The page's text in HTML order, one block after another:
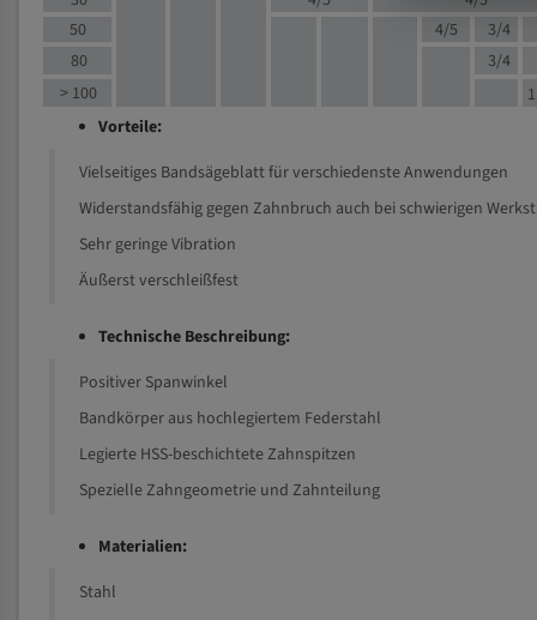
50
4/5 3/4
80
3/4
> 100
Vorteile:
Vielseitiges Bandsägeblatt für verschiedenste Anwendungen
Widerstandsfähig gegen Zahnbruch auch bei schwierigen
Sehr geringe Vibration
Äußerst verschleißfest
Technische Beschreibung:
Positiver Spanwinkel
Bandkörper aus hochlegiertem Federstahl
Legierte HSS-beschichtete Zahnspitzen
Spezielle Zahngeometrie und Zahnteilung
Materialien:
Stahl